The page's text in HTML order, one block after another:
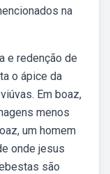
na
e redenção de
o ápice da
Em boaz,
menos
um homem
onde jesus
são